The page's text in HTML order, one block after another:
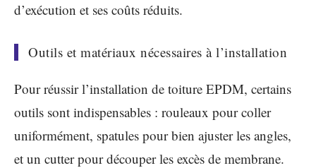
d’exécution et ses coûts réduits.
Outils et matériaux nécessaires à l’installation
Pour réussir l’installation de toiture EPDM, certains
outils sont indispensables : rouleaux pour coller
uniformément, spatules pour bien ajuster les angles,
et un cutter pour découper les excès de membrane.